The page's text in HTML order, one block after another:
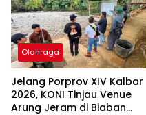
Olahraga
Jelang Porprov XIV Kalbar
2026, KONI Tinjau Venue
Arung Jeram di Biaban